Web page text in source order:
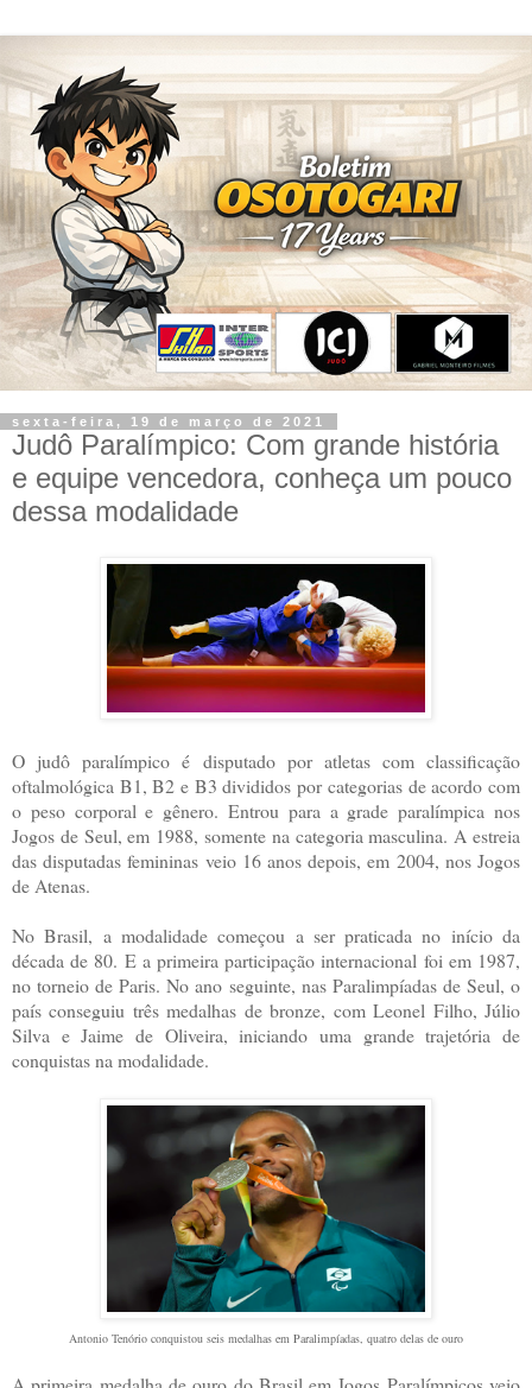
sexta-feira, 19 de março de 2021
Judô Paralímpico: Com grande história
e equipe vencedora, conheça um pouco
dessa modalidade
O judô paralímpico é disputado por atletas com classificação
oftalmológica B1, B2 e B3 divididos por categorias de acordo com
o peso corporal e gênero. Entrou para a grade paralímpica nos
Jogos de Seul, em 1988, somente na categoria masculina. A estreia
das disputadas femininas veio 16 anos depois, em 2004, nos Jogos
de Atenas.
No Brasil, a modalidade começou a ser praticada no início da
década de 80. E a primeira participação internacional foi em 1987,
no torneio de Paris. No ano seguinte, nas Paralimpíadas de Seul, o
país conseguiu três medalhas de bronze, com Leonel Filho, Júlio
Silva e Jaime de Oliveira, iniciando uma grande trajetória de
conquistas na modalidade.
Antonio Tenório conquistou seis medalhas em Paralimpíadas, quatro delas de ouro